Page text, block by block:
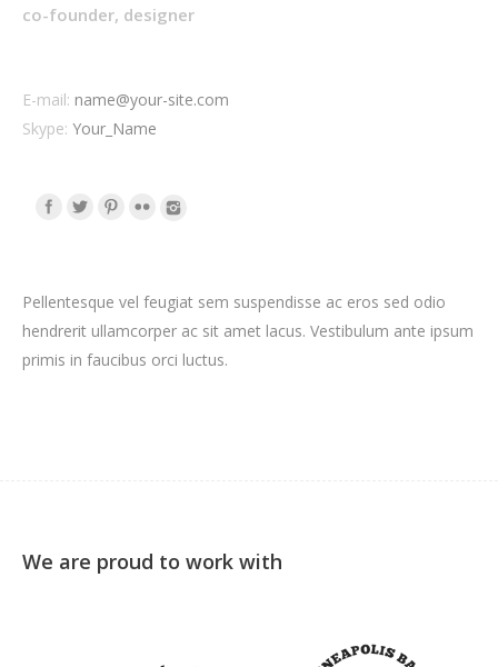
co-founder, designer
E-mail: name@your-site.com
Skype: Your_Name
Pellentesque vel feugiat sem suspendisse ac eros sed odio
hendrerit ullamcorper ac sit amet lacus. Vestibulum ante ipsum
primis in faucibus orci luctus.
We are proud to work with